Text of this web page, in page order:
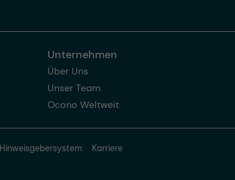
Unternehmen
Über Uns
Unser Team
Ocono Weltweit
Hinweisgebersystem Karriere